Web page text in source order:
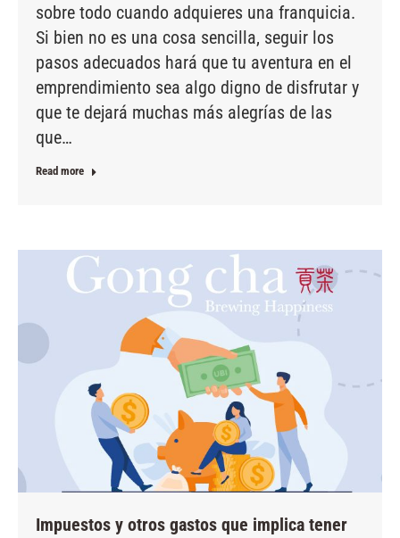
sobre todo cuando adquieres una franquicia.
Si bien no es una cosa sencilla, seguir los
pasos adecuados hará que tu aventura en el
emprendimiento sea algo digno de disfrutar y
que te dejará muchas más alegrías de las
que…
Read more
Impuestos y otros gastos que implica tener